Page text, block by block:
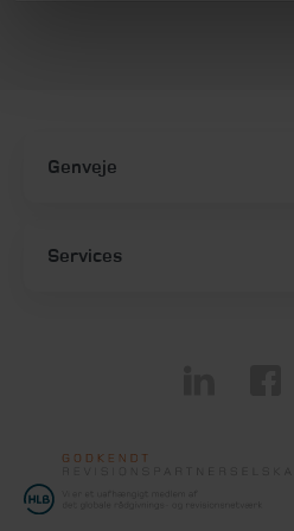
Genveje
Services